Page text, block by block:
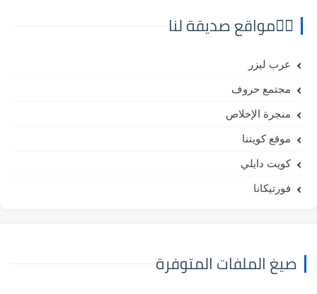
⛓️‍💥مواقع صديقة لنا
عرب ليزر
مجتمع حروف
منجرة الإخلاص
موقع كويتنا
كويت دايلي
فورتيكانا
صيغ الملفات المتوفرة